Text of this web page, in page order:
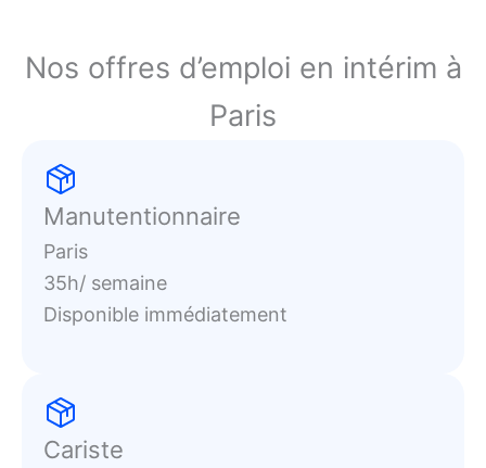
Nos offres d’emploi en intérim à
Paris
Manutentionnaire
Paris
35h/ semaine
Disponible immédiatement
Cariste